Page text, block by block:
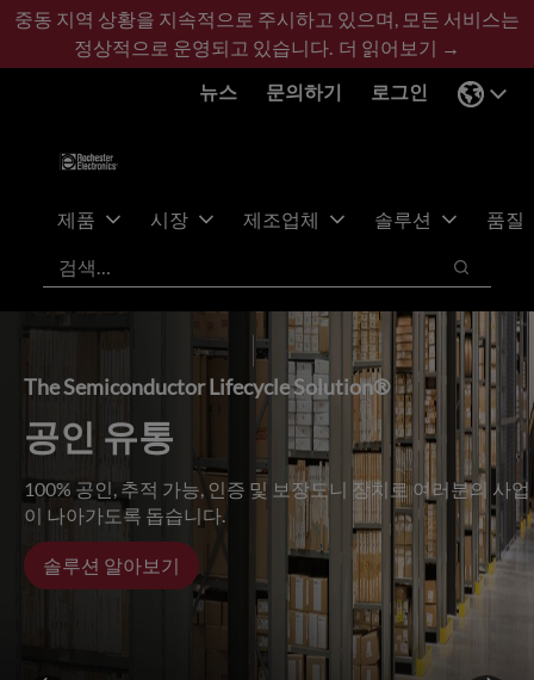
기
콘
바
글
중동 지역 상황을 지속적으로 주시하고 있으며, 모든 서비스는
정상적으로 운영되고 있습니다. 더 읽어보기 →
뉴스
문의하기 로그인
제품 시장 제조업체 솔루션
품질
검색
검색
The Semiconductor Lifecycle Solution®
공인 유통
100% 공인, 추적 가능, 인증 및 보장도니 장치로 여러분의 사업
이 나아가도록 돕습니다.
솔루션 알아보기